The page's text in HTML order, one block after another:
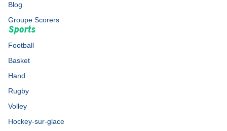
Blog
Groupe Scorers
Sports
Football
Basket
Hand
Rugby
Volley
Hockey-sur-glace